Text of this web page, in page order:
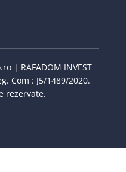
| RAFADOM INVEST
Com : J5/1489/2020.
rezervate.